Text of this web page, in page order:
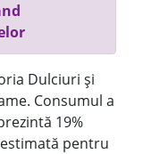
Dulciuri și
Consumul a
19%
pentru